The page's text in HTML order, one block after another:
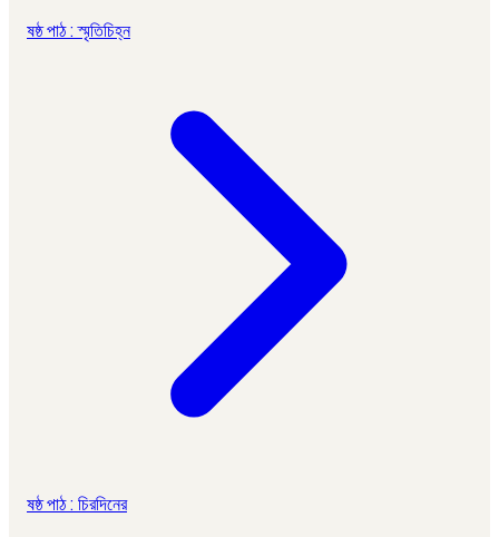
ষষ্ঠ পাঠ : স্মৃতিচিহ্ন
ষষ্ঠ পাঠ : চিরদিনের